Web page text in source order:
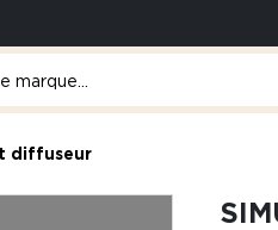
diffuseur